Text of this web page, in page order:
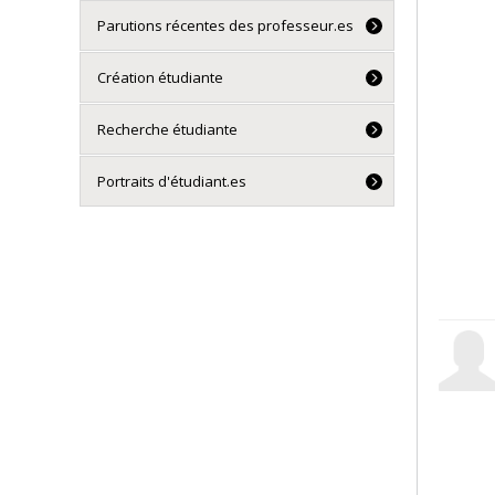
Parutions récentes des professeur.es
Création étudiante
Recherche étudiante
Portraits d'étudiant.es